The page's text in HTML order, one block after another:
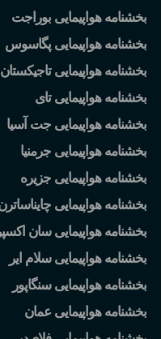
بخشنامه هواپیمایی بوراجت
بخشنامه هواپیمایی پگاسوس
بخشنامه هواپیمایی تاجیکستان
بخشنامه هواپیمایی تای
بخشنامه هواپیمایی جت آسیا
بخشنامه هواپیمایی جرمنیا
بخشنامه هواپیمایی جزیره
بخشنامه هواپیمایی
بخشنامه هواپیمایی سان
بخشنامه هواپیمایی سلام ایر
بخشنامه هواپیمایی سنگاپور
بخشنامه هواپیمایی عمان